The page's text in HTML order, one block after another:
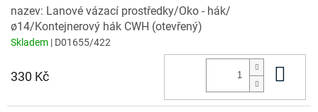
nazev: Lanové vázací prostředky/Oko - hák/
ø14/Kontejnerový hák CWH (otevřený)
Skladem | D01655/422
330 Kč